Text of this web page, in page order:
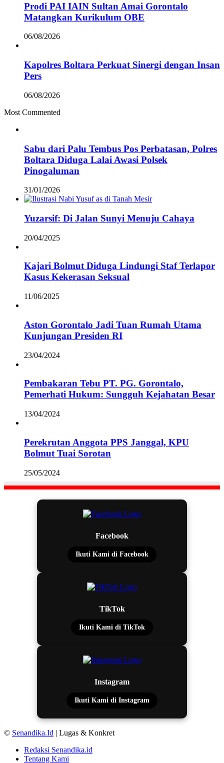
Prodi PAI IAIN Sultan Amai Gorontalo
Matangkan Kurikulum OBE
06/08/2026
Kapolres Boltara Perkuat Sinergi dengan Insan
Pers
06/08/2026
Most Commented
Sabu dari Palu Tembus Pos Perbatasan, Polres
Boltara Diduga Lalai Awasi Polsek
Pinogaluman
31/01/2026
Yuzarsif: Di Jalan Sunyi Menuju Cahaya
20/04/2025
Kajari Bolmut Diduga Lindungi Staf Terlapor
Kasus Kekerasan Seksual
11/06/2025
Aston Gorontalo Jadi Tuan Rumah Utama
Kunjungan Presiden RI
23/04/2024
Pembakaran Tebu PT. PG. Gorontalo,
Pemerhati Hukum: Sungguh Kejahatan Besar
13/04/2024
Perekrutan Anggota PPS Janggal, KPU
Bolmut Tuai Sorotan
25/05/2024
Facebook
Ikuti Kami di Facebook
TikTok
Ikuti Kami di TikTok
Instagram
Ikuti Kami di Instagram
© Senandika.Id | Lugas & Konkret
Redaksi Senandika.id
Tentang Kami